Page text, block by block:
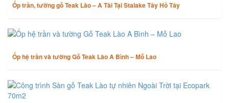
Ốp trần, tường gỗ Teak Lào – A Tài Tại Stalake Tây Hồ Tây
Ốp hệ trần và tường Gỗ Teak Lào A Bình – Mỗ Lao